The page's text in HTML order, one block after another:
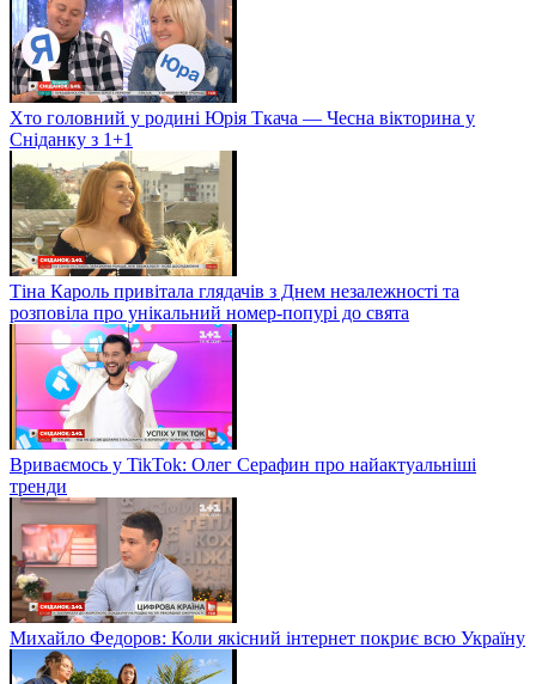
Хто головний у родині Юрія Ткача — Чесна вікторина у
Сніданку з 1+1
Тіна Кароль привітала глядачів з Днем незалежності та
розповіла про унікальний номер-попурі до свята
Вриваємось у TikTok: Олег Серафин про найактуальніші
тренди
Михайло Федоров: Коли якісний інтернет покриє всю Україну